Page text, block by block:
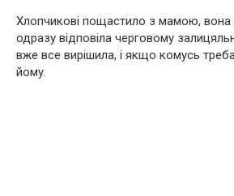
Хлопчикові пощастило з мамою, вона
одразу відповіла черговому
вже все вирішила, і якщо комусь
йому.